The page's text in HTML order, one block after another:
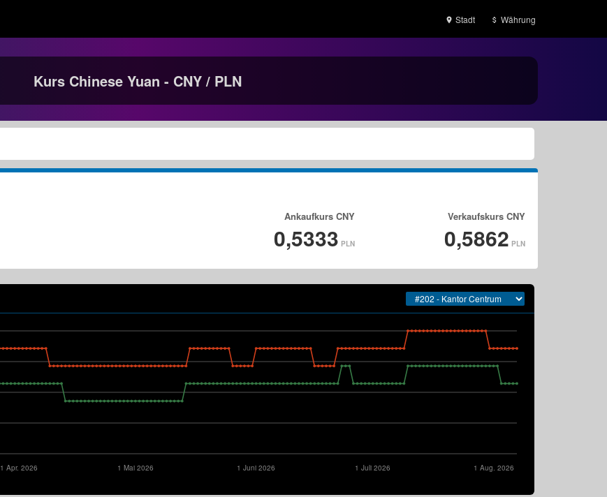
Stadt Währung
Kurs Chinese Yuan - CNY / PLN
Ankaufkurs CNY
0,5333 PLN
Verkaufskurs CNY
0,5862 PLN
1 Aug. 2026
1 Juli 2026
1 Juni 2026
1 Mai 2026
1 Apr. 2026